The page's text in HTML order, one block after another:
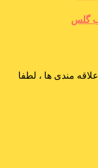
گلس
مندی ها ، لطفا